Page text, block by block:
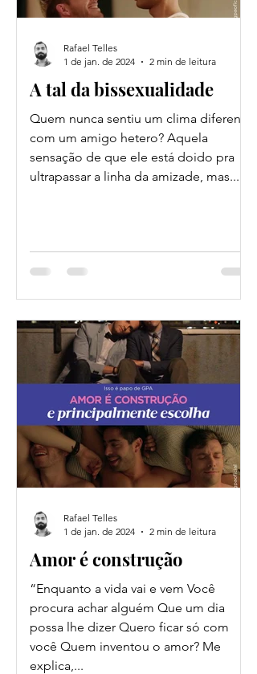
A tal da bissexualidade
Quem nunca sentiu um clima diferente
com um amigo hetero? Aquela
sensação de que ele está doido pra
ultrapassar a linha da amizade, mas...
Rafael Telles
1 de jan. de 2024
2 min de leitura
Amor é construção
“Enquanto a vida vai e vem Você
procura achar alguém Que um dia
possa lhe dizer Quero ficar só com
você Quem inventou o amor? Me
explica,...
Rafael Telles
1 de jan. de 2024
2 min de leitura